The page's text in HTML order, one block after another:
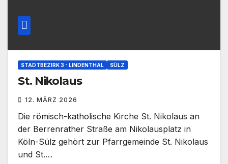
STADTBEZIRK 3 - LINDENTHAL SÜLZ
St. Nikolaus
12. MÄRZ 2026
Die römisch-katholische Kirche St. Nikolaus an
der Berrenrather Straße am Nikolausplatz in
Köln-Sülz gehört zur Pfarrgemeinde St. Nikolaus
und St.…